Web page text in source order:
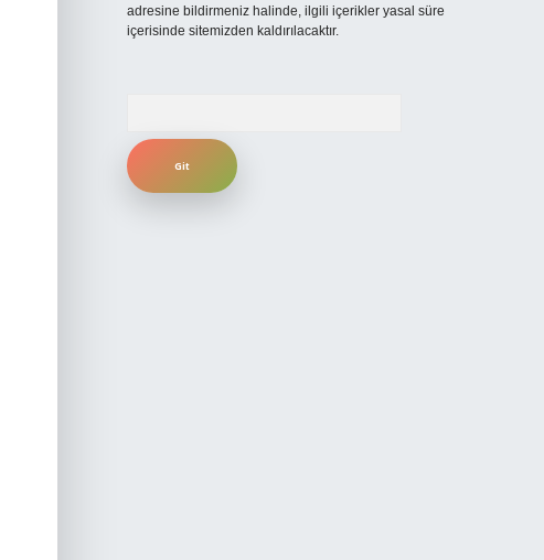
adresine bildirmeniz halinde, ilgili içerikler yasal süre
içerisinde sitemizden kaldırılacaktır.